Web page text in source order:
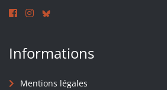
Informations
Mentions légales